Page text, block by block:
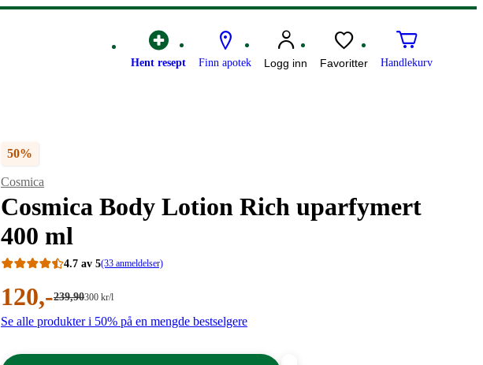
Hent resept Finn apotek Logg inn Favoritter Handlekurv
50%
Merke:
Cosmica
Cosmica Body Lotion Rich uparfymert
400 ml
4.7 av 5(33 anmeldelser)
Nåværende
pris:
120,00
120,-Førpris:
kroner.
239,90Stykkpris:
kroner.
300 kr/l
Se alle produkter i 50% på en mengde bestselgere